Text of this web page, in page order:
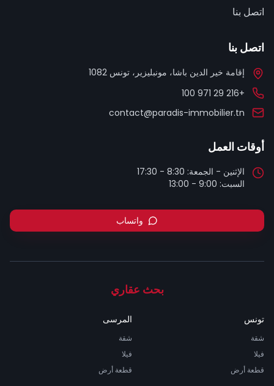
اتصل بنا
اتصل بنا
إقامة خير الدين باشا، مونبليزير، تونس 1082
+216 29 971 100
contact@paradis-immobilier.tn
أوقات العمل
السبت: 9:00 - 13:00
واتساب
بحث عقاري
تونس
شقة
فيلا
قطعة أرض
المرسى
شقة
فيلا
قطعة أرض